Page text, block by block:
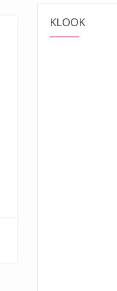
意義的戰時遺跡，有免費導覽！”
KLOOK